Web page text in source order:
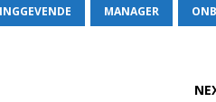
MANAGER